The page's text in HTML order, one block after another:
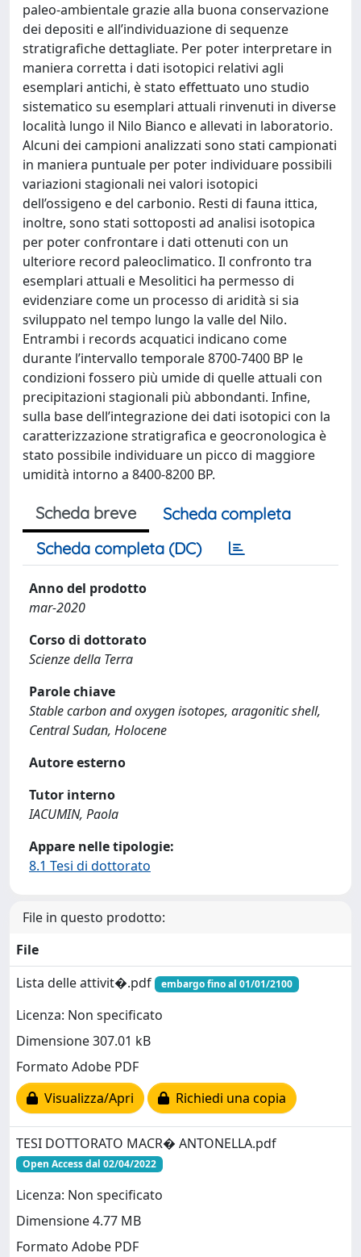
paleo-ambientale grazie alla buona conservazione
dei depositi e all’individuazione di sequenze
stratigrafiche dettagliate. Per poter interpretare in
maniera corretta i dati isotopici relativi agli
esemplari antichi, è stato effettuato uno studio
sistematico su esemplari attuali rinvenuti in diverse
località lungo il Nilo Bianco e allevati in laboratorio.
Alcuni dei campioni analizzati sono stati campionati
in maniera puntuale per poter individuare possibili
variazioni stagionali nei valori isotopici
dell’ossigeno e del carbonio. Resti di fauna ittica,
inoltre, sono stati sottoposti ad analisi isotopica
per poter confrontare i dati ottenuti con un
ulteriore record paleoclimatico. Il confronto tra
esemplari attuali e Mesolitici ha permesso di
evidenziare come un processo di aridità si sia
sviluppato nel tempo lungo la valle del Nilo.
Entrambi i records acquatici indicano come
durante l’intervallo temporale 8700-7400 BP le
condizioni fossero più umide di quelle attuali con
precipitazioni stagionali più abbondanti. Infine,
sulla base dell’integrazione dei dati isotopici con la
caratterizzazione stratigrafica e geocronologica è
stato possibile individuare un picco di maggiore
umidità intorno a 8400-8200 BP.
Scheda breve
Scheda completa
Scheda completa (DC)
Anno del prodotto
mar-2020
Corso di dottorato
Scienze della Terra
Parole chiave
Stable carbon and oxygen isotopes, aragonitic shell,
Central Sudan, Holocene
Autore esterno
Tutor interno
IACUMIN, Paola
Appare nelle tipologie:
8.1 Tesi di dottorato
File in questo prodotto:
File
Lista delle attivit�.pdf
embargo fino al 01/01/2100
Licenza: Non specificato
Dimensione 307.01 kB
Formato Adobe PDF
Visualizza/Apri
Richiedi una copia
TESI DOTTORATO MACR� ANTONELLA.pdf
Open Access dal 02/04/2022
Licenza: Non specificato
Dimensione 4.77 MB
Formato Adobe PDF